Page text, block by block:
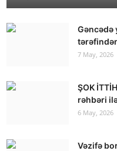
Gəncədə
7 May, 2026
ŞOK
rəhbəri
6 May, 2026
Vəzifə